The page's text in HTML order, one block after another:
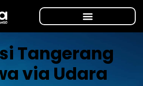
Tangerang
via Udara